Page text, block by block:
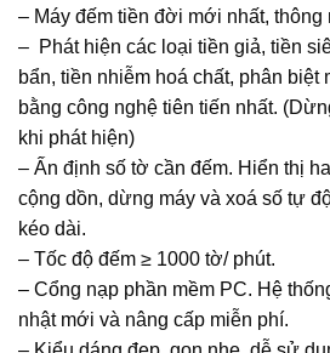
– Máy đếm tiền đời mới nhất, thông
– Phát hiện các loại tiền giả, tiền
bẩn, tiền nhiễm hoá chất, phân biệt
bằng công nghệ tiên tiến nhất.
khi phát hiện)
– Ấn định số tờ cần đếm. Hiển thị
cộng dồn, dừng máy và xoá số tự
kéo dài.
– Tốc độ đếm ≥ 1000 tờ/ phút.
– Cổng nạp phần mềm PC. Hệ
nhật mới và nâng cấp miễn phí.